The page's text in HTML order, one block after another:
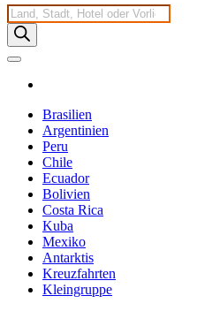
Products
search
Brasilien
Argentinien
Peru
Chile
Ecuador
Bolivien
Costa Rica
Kuba
Mexiko
Antarktis
Kreuzfahrten
Kleingruppe